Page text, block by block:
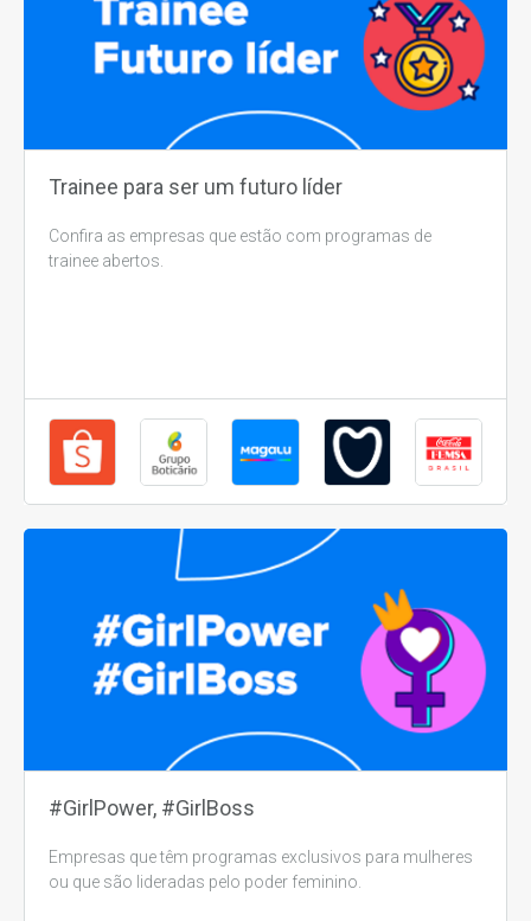
Trainee para ser um futuro líder
Confira as empresas que estão com programas de
trainee abertos.
#GirlPower, #GirlBoss
Empresas que têm programas exclusivos para mulheres
ou que são lideradas pelo poder feminino.